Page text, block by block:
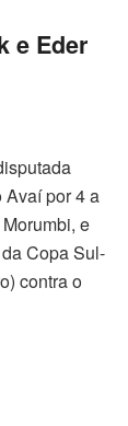
e Eder
Avaí por 4 a
e
Copa Sul-
contra o